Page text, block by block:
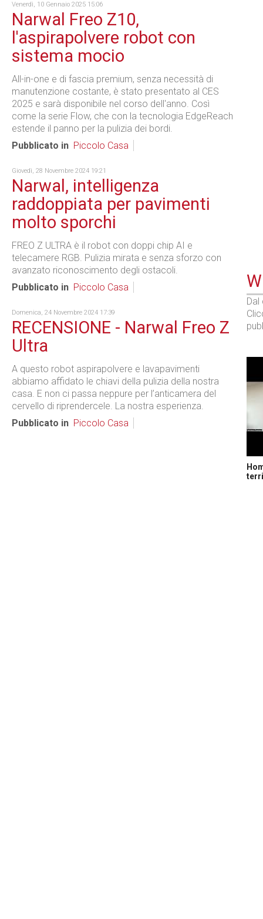
Venerdì, 10 Gennaio 2025 15:06
Narwal Freo Z10,
l'aspirapolvere robot con
sistema mocio
All-in-one e di fascia premium, senza necessità di
manutenzione costante, è stato presentato al CES
2025 e sarà disponibile nel corso dell'anno. Così
come la serie Flow, che con la tecnologia EdgeReach
estende il panno per la pulizia dei bordi.
Pubblicato in Piccolo Casa
Giovedì, 28 Novembre 2024 19:21
Narwal, intelligenza
raddoppiata per pavimenti
molto sporchi
FREO Z ULTRA è il robot con doppi chip AI e
telecamere RGB. Pulizia mirata e senza sforzo con
avanzato riconoscimento degli ostacoli.
Pubblicato in Piccolo Casa
Domenica, 24 Novembre 2024 17:39
RECENSIONE - Narwal Freo Z
Ultra
A questo robot aspirapolvere e lavapavimenti
abbiamo affidato le chiavi della pulizia della nostra
casa. E non ci passa neppure per l’anticamera del
cervello di riprendercele. La nostra esperienza.
Pubblicato in Piccolo Casa